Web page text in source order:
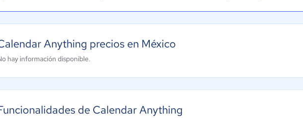
Anything precios en México
hay información disponible.
de Calendar Anything